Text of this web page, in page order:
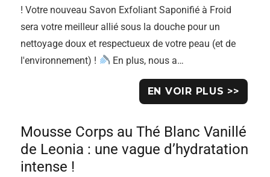
! Votre nouveau Savon Exfoliant Saponifié à Froid
sera votre meilleur allié sous la douche pour un
nettoyage doux et respectueux de votre peau (et de
l'environnement) !
En plus, nous a…
EN VOIR PLUS >>
Mousse Corps au Thé Blanc Vanillé
de Leonia : une vague d’hydratation
intense !